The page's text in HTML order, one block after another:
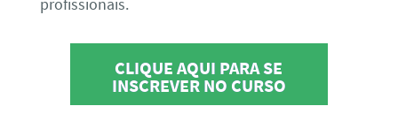
profissionais.
CLIQUE AQUI PARA SE
INSCREVER NO CURSO